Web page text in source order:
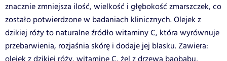
znacznie zmniejsza ilość, wielkość i głębokość zmarszczek, co
zostało potwierdzone w badaniach klinicznych. Olejek z
dzikiej róży to naturalne źródło witaminy C, która wyrównuje
przebarwienia, rozjaśnia skórę i dodaje jej blasku. Zawiera: